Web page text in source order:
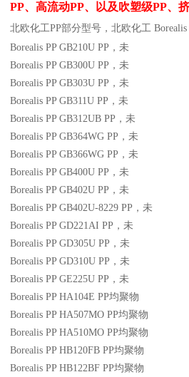
PP、高流动PP、以及吹塑级PP、
北欧化工PP部分型号，北欧化工 Borealis
Borealis PP GB210U PP ，未
Borealis PP GB300U PP ，未
Borealis PP GB303U PP ，未
Borealis PP GB311U PP ，未
Borealis PP GB312UB PP ，未
Borealis PP GB364WG PP ，未
Borealis PP GB366WG PP ，未
Borealis PP GB400U PP ，未
Borealis PP GB402U PP ，未
Borealis PP GB402U-8229 PP ，未
Borealis PP GD221AI PP ，未
Borealis PP GD305U PP ，未
Borealis PP GD310U PP ，未
Borealis PP GE225U PP ，未
Borealis PP HA104E PP均聚物
Borealis PP HA507MO PP均聚物
Borealis PP HA510MO PP均聚物
Borealis PP HB120FB PP均聚物
Borealis PP HB122BF PP均聚物